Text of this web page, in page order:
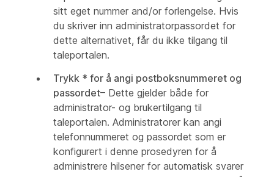
sitt eget nummer and/or forlengelse. Hvis
du skriver inn administratorpassordet for
dette alternativet, får du ikke tilgang til
taleportalen.
Trykk * for å angi postboksnummeret og
passordet– Dette gjelder både for
administrator- og brukertilgang til
taleportalen. Administratorer kan angi
telefonnummeret og passordet som er
konfigurert i denne prosedyren for å
administrere hilsener for automatisk svarer